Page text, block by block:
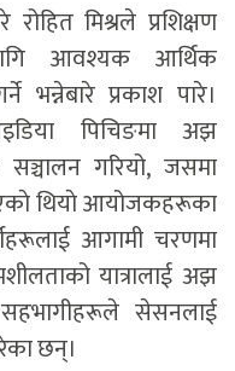
रोहित मिश्रले प्रशिक्षण
आवश्यक आर्थिक
भन्नेबारे प्रकाश पारे।
पिचिङमा अझ
गरियो, जसमा
थियाे आयोजकहरूका
आगामी चरणमा
यात्रालाई अझ
सेसनलाई
छन्।